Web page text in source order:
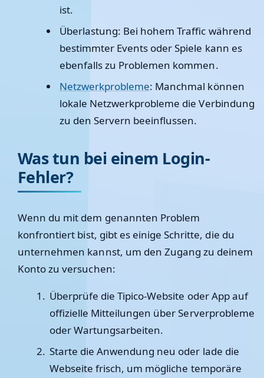
ist.
Überlastung: Bei hohem Traffic während
bestimmter Events oder Spiele kann es
ebenfalls zu Problemen kommen.
Netzwerkprobleme: Manchmal können
lokale Netzwerkprobleme die Verbindung
zu den Servern beeinflussen.
Was tun bei einem Login-
Fehler?
Wenn du mit dem genannten Problem
konfrontiert bist, gibt es einige Schritte, die du
unternehmen kannst, um den Zugang zu deinem
Konto zu versuchen:
Überprüfe die Tipico-Website oder App auf
offizielle Mitteilungen über Serverprobleme
oder Wartungsarbeiten.
Starte die Anwendung neu oder lade die
Webseite frisch, um mögliche temporäre